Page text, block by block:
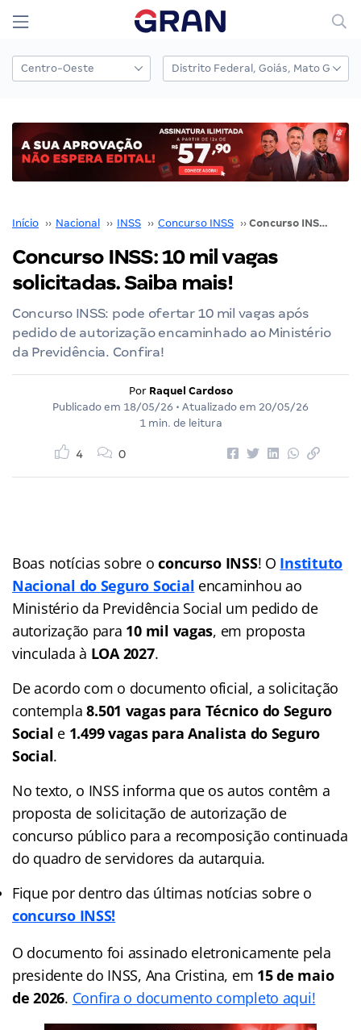
Início ›› Nacional ›› INSS ›› Concurso INSS ›› Concurso INSS: 10 mil vagas solicitadas. Saiba mais!
Concurso INSS: 10 mil vagas
solicitadas. Saiba mais!
Concurso INSS: pode ofertar 10 mil vagas após
pedido de autorização encaminhado ao Ministério
da Previdência. Confira!
Por Raquel Cardoso
Publicado em 18/05/26 • Atualizado em 20/05/26
1 min. de leitura
4 0
Boas notícias sobre oconcurso INSS! O Instituto
Nacional do Seguro Social encaminhou ao
Ministério da Previdência Social um pedido de
autorização para 10 mil vagas, em proposta
vinculada à LOA 2027.
De acordo com o documento oficial, a solicitação
contempla8.501 vagas para Técnico do Seguro
Social e 1.499 vagas para Analista do Seguro
Social.
No texto, o INSS informa que os autos contêm a
proposta de solicitação de autorização de
concurso público para a recomposição continuada
do quadro de servidores da autarquia.
Fique por dentro das últimas notícias sobre o
concurso INSS!
O documento foi assinado eletronicamente pela
presidente do INSS, Ana Cristina, em 15 de maio
de 2026. Confira o documento completo aqui!